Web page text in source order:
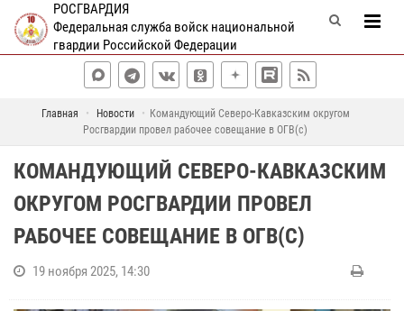
РОСГВАРДИЯ
Федеральная служба войск национальной
гвардии Российской Федерации
Главная Новости
Командующий Северо-Кавказским округом
Росгвардии провел рабочее совещание в ОГВ(с)
КОМАНДУЮЩИЙ СЕВЕРО-КАВКАЗСКИМ
ОКРУГОМ РОСГВАРДИИ ПРОВЕЛ
РАБОЧЕЕ СОВЕЩАНИЕ В ОГВ(С)
19 ноября 2025, 14:30